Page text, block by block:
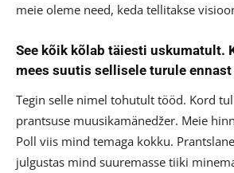
meie oleme need, keda tellitakse
See kõik kõlab täiesti uskumatult.
mees suutis sellisele turule ennast
Tegin selle nimel tohutult tööd. Kord
prantsuse muusikamänedžer. Meie
Poll viis mind temaga kokku.
julgustas mind suuremasse tiiki